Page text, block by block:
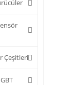
Çeşitleri